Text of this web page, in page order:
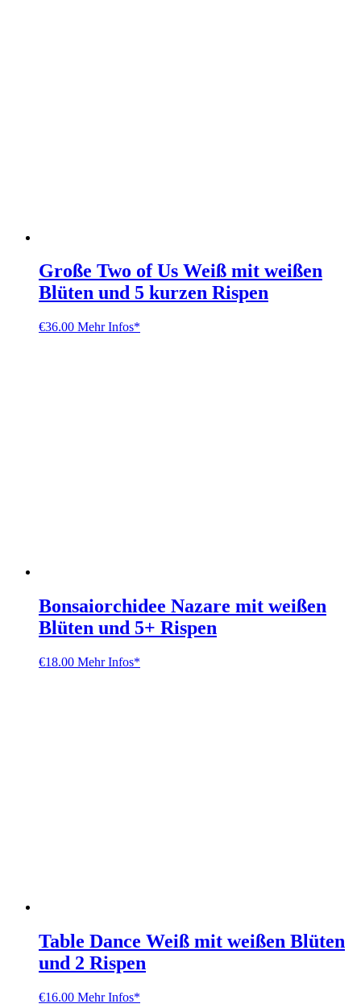
Große Two of Us Weiß mit weißen
Blüten und 5 kurzen Rispen
€36.00 Mehr Infos*
Bonsaiorchidee Nazare mit weißen
Blüten und 5+ Rispen
€18.00 Mehr Infos*
Table Dance Weiß mit weißen Blüten
und 2 Rispen
€16.00 Mehr Infos*